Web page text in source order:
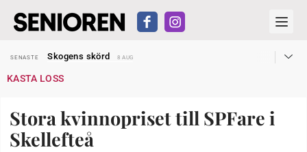
SENASTE
Skogens skörd
8 AUG
SENASTE
Reform för äldre kan bli slag i luften
SENASTE
Snart kan telefonförsäljning förbjudas i Sverige
29 JUL
SENASTE
Hyror rusar ifrån äldres bostadstillägg
28 JUL
SENASTE
Skogens skörd
KASTA LOSS
Stora kvinnopriset till SPFare i
Skellefteå